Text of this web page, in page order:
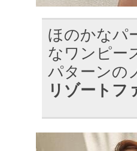
ほのかなパ
なワンピー
パターンの
リゾートフ